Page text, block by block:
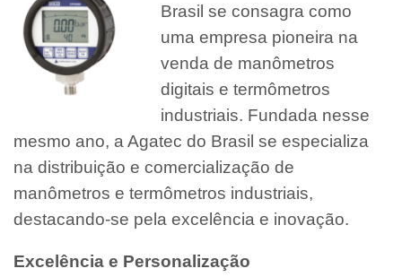
Brasil se consagra como
uma empresa pioneira na
venda de manômetros
digitais e termômetros
industriais. Fundada nesse
mesmo ano, a Agatec do Brasil se especializa
na distribuição e comercialização de
manômetros e termômetros industriais,
destacando-se pela excelência e inovação.
Excelência e Personalização